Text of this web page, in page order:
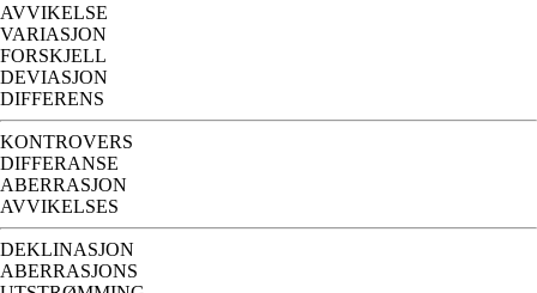
AVVIKELSE
VARIASJON
FORSKJELL
DEVIASJON
DIFFERENS
KONTROVERS
DIFFERANSE
ABERRASJON
AVVIKELSES
DEKLINASJON
ABERRASJONS